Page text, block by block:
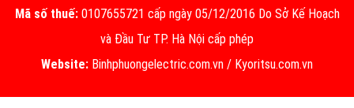
Mã số thuế:0107655721 cấp ngày 05/12/2016 Do Sở Kế Hoạch
và Đầu Tư TP. Hà Nội cấp phép
Website: Binhphuongelectric.com.vn / Kyoritsu.com.vn